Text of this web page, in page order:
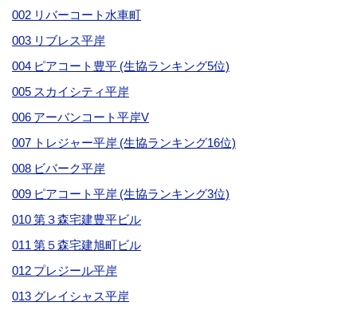
002 リバーコート水車町
003 リブレス平岸
004 ピアコート豊平 (生協ランキング5位)
005 スカイシティ平岸
006 アーバンコート平岸V
007 トレジャー平岸 (生協ランキング16位)
008 ビバーク平岸
009 ピアコート平岸 (生協ランキング3位)
010 第３森宅建豊平ビル
011 第５森宅建旭町ビル
012 プレジール平岸
013 グレイシャス平岸